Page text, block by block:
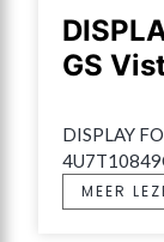
GS
DISPLAY
MEER